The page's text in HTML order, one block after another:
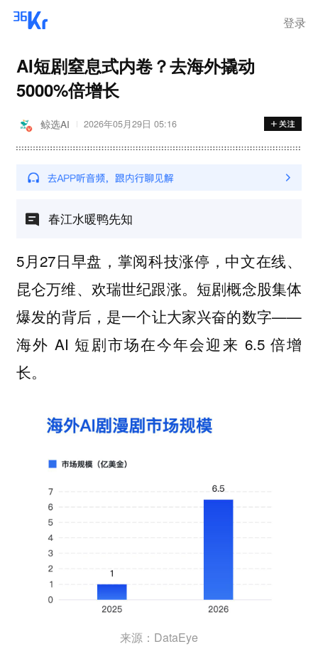
登录
AI短剧窒息式内卷？去海外撬动
5000%倍增长
鲸选AI 2026年05月29日 05:16
春江水暖鸭先知
5月27日早盘，掌阅科技涨停，中文在线、
昆仑万维、欢瑞世纪跟涨。短剧概念股集体
爆发的背后，是一个让大家兴奋的数字——
海外 AI 短剧市场在今年会迎来 6.5 倍增
长。
来源：DataEye